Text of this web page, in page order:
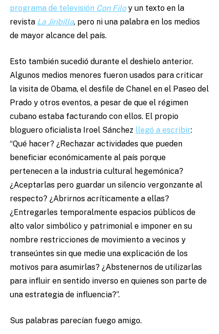
programa de televisión Con Filoy un texto en la
revista La Jiribilla, pero ni una palabra en los medios
de mayor alcance del país.
Esto también sucedió durante el deshielo anterior.
Algunos medios menores fueron usados para criticar
la visita de Obama, el desfile de Chanel en el Paseo del
Prado y otros eventos, a pesar de que el régimen
cubano estaba facturando con ellos. El propio
bloguero oficialista Iroel Sánchez llegó a escribir:
“Qué hacer? ¿Rechazar actividades que pueden
beneficiar económicamente al país porque
pertenecen a la industria cultural hegemónica?
¿Aceptarlas pero guardar un silencio vergonzante al
respecto? ¿Abrirnos acríticamente a ellas?
¿Entregarles temporalmente espacios públicos de
alto valor simbólico y patrimonial e imponer en su
nombre restricciones de movimiento a vecinos y
transeúntes sin que medie una explicación de los
motivos para asumirlas? ¿Abstenernos de utilizarlas
para influir en sentido inverso en quienes son parte de
una estrategia de influencia?”.
Sus palabras parecían fuego amigo.